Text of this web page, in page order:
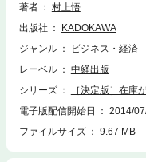
著者
村上悟
出版社
KADOKAWA
ジャンル
ビジネス・経済
レーベル
中経出版
シリーズ
［決定版］在
電子版配信開始日
2014/
ファイルサイズ
9.67 MB